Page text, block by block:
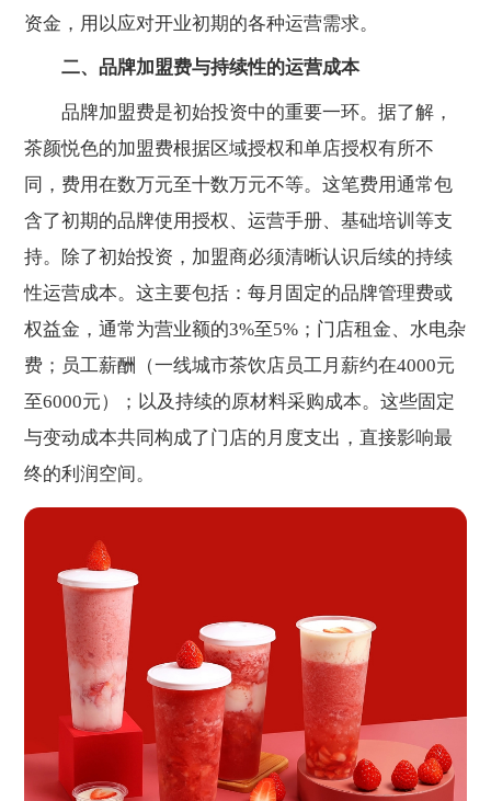
资金，用以应对开业初期的各种运营需求。
二、品牌加盟费与持续性的运营成本
品牌加盟费是初始投资中的重要一环。据了解，
茶颜悦色的加盟费根据区域授权和单店授权有所不
同，费用在数万元至十数万元不等。这笔费用通常包
含了初期的品牌使用授权、运营手册、基础培训等支
持。除了初始投资，加盟商必须清晰认识后续的持续
性运营成本。这主要包括：每月固定的品牌管理费或
权益金，通常为营业额的3%至5%；门店租金、水电杂
费；员工薪酬（一线城市茶饮店员工月薪约在4000元
至6000元）；以及持续的原材料采购成本。这些固定
与变动成本共同构成了门店的月度支出，直接影响最
终的利润空间。